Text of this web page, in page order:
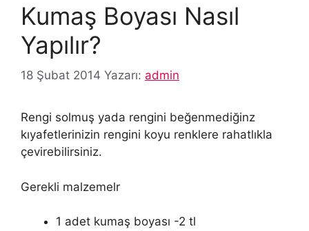
Kumaş Boyası Nasıl
Yapılır?
18 Şubat 2014 Yazarı: admin
Rengi solmuş yada rengini beğenmediğinz
kıyafetlerinizin rengini koyu renklere rahatlıkla
çevirebilirsiniz.
Gerekli malzemelr
1 adet kumaş boyası -2 tl